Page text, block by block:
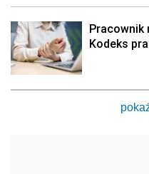
Pracownik
Kodeks